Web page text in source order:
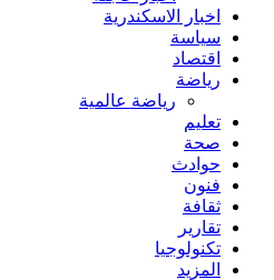
اخبار الاسكندرية
سياسة
اقتصاد
رياضة
رياضة عالمية
تعليم
صحة
حوادث
فنون
ثقافة
تقارير
تكنولوجيا
المزيد